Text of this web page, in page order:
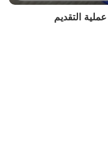
الدخول السريع إلى كندا 2025: عملية التقديم